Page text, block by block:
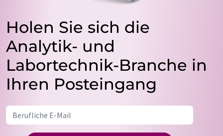
Holen Sie sich die
Analytik- und
Labortechnik-Branche in
Ihren Posteingang